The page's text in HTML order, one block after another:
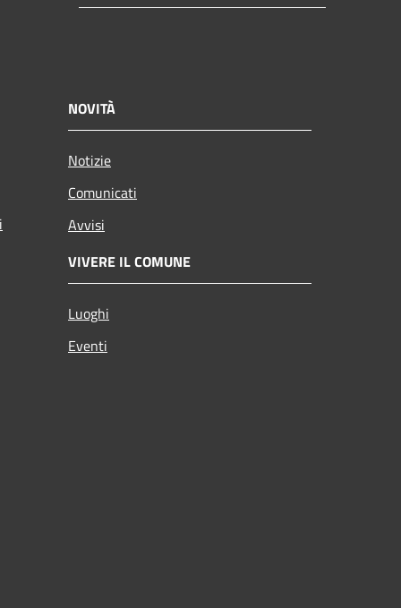
NOVITÀ
Notizie
Comunicati
Avvisi
VIVERE IL COMUNE
Luoghi
Eventi